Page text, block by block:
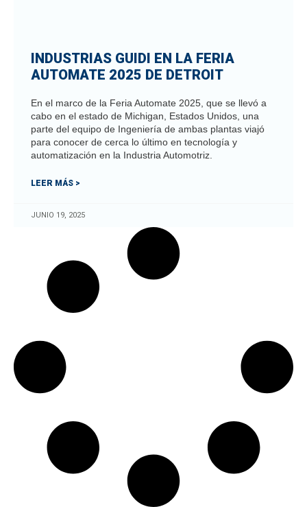
INDUSTRIAS GUIDI EN LA FERIA
AUTOMATE 2025 DE DETROIT
En el marco de la Feria Automate 2025, que se llevó a
cabo en el estado de Michigan, Estados Unidos, una
parte del equipo de Ingeniería de ambas plantas viajó
para conocer de cerca lo último en tecnología y
automatización en la Industria Automotriz.
LEER MÁS >
JUNIO 19, 2025